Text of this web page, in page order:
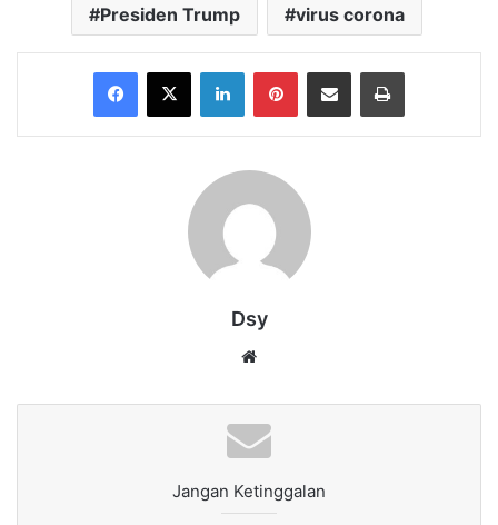
Presiden Trump virus corona
Facebook
X LinkedInPinterestShare via Email Print
Dsy
Jangan Ketinggalan